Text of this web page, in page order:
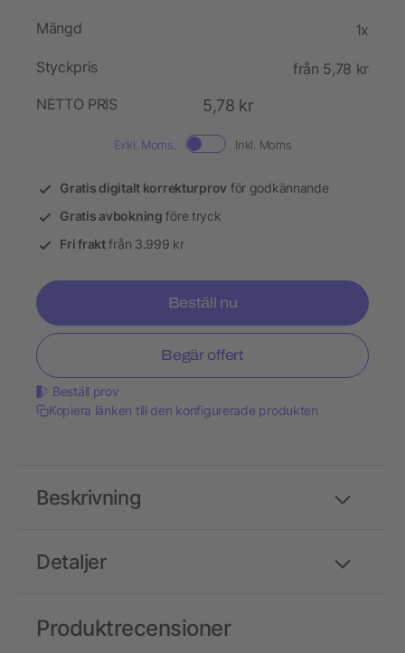
Mängd 1x
Styckpris
från 5,78 kr
NETTO PRIS
5,78 kr
Exkl. Moms. Inkl. Moms
Gratis digitalt korrekturprov för godkännande
Gratis avbokning före tryck
Fri fraktfrån 3.999 kr
Beställ nu
Begär offert
Beställ prov
Kopiera länken till den konfigurerade produkten
Detaljer
Beskrivning
Produktrecensioner